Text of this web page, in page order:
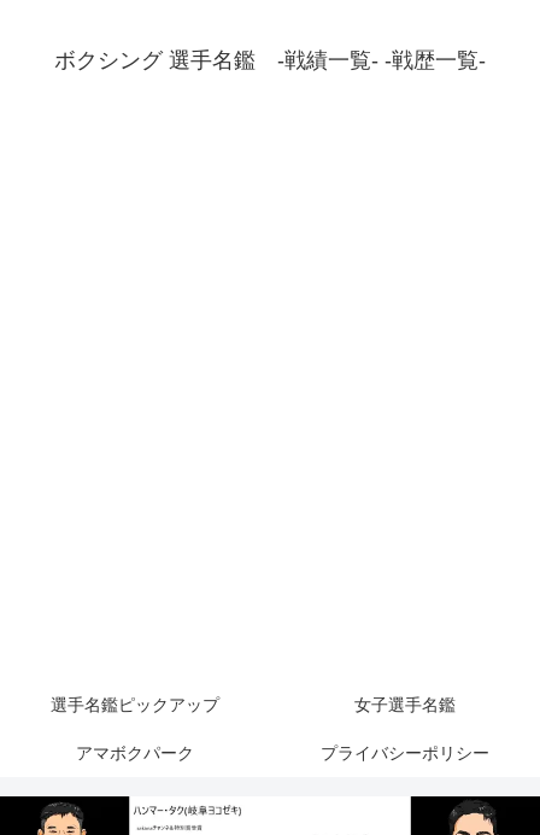
ボクシング 選手名鑑 -戦績一覧- -戦歴一覧-
選手名鑑ピックアップ 女子選手名鑑
アマボクパーク プライバシーポリシー